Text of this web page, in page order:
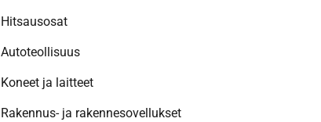
Hitsausosat‌
Autoteollisuus
Koneet ja laitteet
Rakennus- ja rakennesovellukset